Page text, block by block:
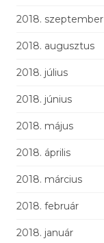
2018. szeptember
2018. augusztus
2018. július
2018. június
2018. május
2018. április
2018. március
2018. február
2018. január